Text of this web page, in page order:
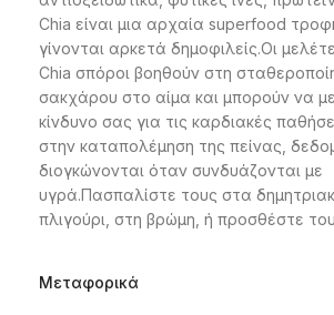
Chia είναι μια αρχαία superfood
γίνονται αρκετά δημοφιλείς.Οι
Chia σπόροι βοηθούν στη
σακχάρου στο αίμα και μπορούν να
κίνδυνο σας για τις καρδιακές
στην καταπολέμηση της πείνας,
διογκώνονται όταν συνδυάζονται με
υγρά.Πασπαλίστε τους στα
πλιγούρι, στη βρώμη, ή προσθέστε
Μεταφορικά